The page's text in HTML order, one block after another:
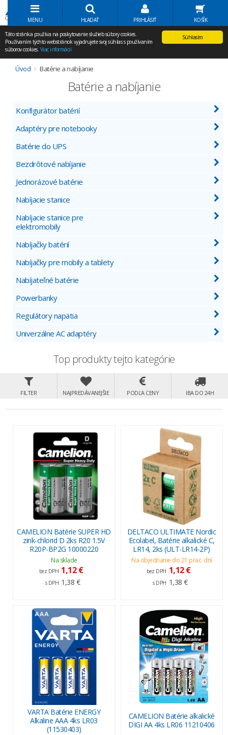
Volať Agem
MENU HĽADAŤ PRIHLÁSIŤ KOŠÍK
Súhlasím
Táto stránka používa na poskytovanie služieb súbory cookies.
Používaním týchto webstránok vyjadrujete svoj súhlas s používaním
súborov cookies. Viac informácií
Úvod Batérie a nabíjanie
Batérie a nabíjanie
Konfigurátor batérií
Adaptéry pre notebooky
Batérie do UPS
Bezdrôtové nabíjanie
Jednorázové batérie
Nabíjacie stanice
Nabíjacie stanice pre
elektromobily
Nabíjačky batérií
Nabíjačky pre mobily a tablety
Nabíjateľné batérie
Powerbanky
Regulátory napätia
Univerzálne AC adaptéry
Top produkty tejto kategórie
FILTER NAJPREDÁVANEJŠIE PODĽA CENY IBA DO 24H
CAMELION Batérie SUPER HD
zink-chlorid D 2ks R20 1.5V
R20P-BP2G 10000220
Na sklade
bez DPH 1,12 €
s DPH 1,38 €
DELTACO ULTIMATE Nordic
Ecolabel, Batérie alkalické C,
LR14, 2ks (ULT-LR14-2P)
Na objednanie do 21 prac. dní
bez DPH 1,12 €
s DPH 1,38 €
VARTA Batérie ENERGY
Alkaline AAA 4ks LR03
(11530403)
CAMELION Batérie alkalické
DIGI AA 4ks LR06 11210406